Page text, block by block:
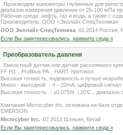
Производим манометры глубинные для
диапазон измерения давления от 25-100 мПа
Рабочая среда: нефть, газ и вода, а также с
Производитель: ООО «Эколайт-СпецТехника»
ООО Эколайт-СпецТехника .02.2014 Россия,
Если Вы заинтересовались, нажмите сюда »
Преобразователь давленя
Емкостный датчик или датчик рассеянного
FF H1，Profibus PA，HART протокол
Высокая точность, надежность и лучше
Много - выходной ：4～20mA, цифровой сигнал
Высокая точность ：±0.075%（20℃，диапазон
Компания Microcyber Inc. основана на базе
EMERSON.
Microcyber Inc. .07.2013 Шэньян, Китай
Если Вы заинтересовались, нажмите сюда »